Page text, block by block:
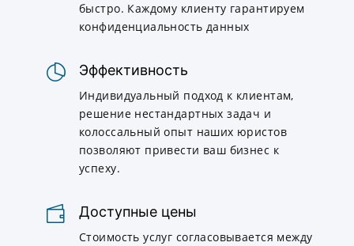
быстро. Каждому клиенту гарантируем
конфиденциальность данных
Эффективность
Индивидуальный подход к клиентам,
решение нестандартных задач и
колоссальный опыт наших юристов
позволяют привести ваш бизнес к
успеху.
Доступные цены
Стоимость услуг согласовывается между